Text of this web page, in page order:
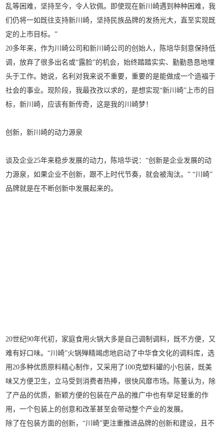
乱等困难，坚持至今，令人钦佩。即使现在新川崎遇到种种困难，我
们仍将一如既往支持新川崎，坚持民族品牌的发扬光大，直至实现既
定的上市目标。”
20多年来，作为川崎公司和新川崎公司的创始人，陈培华刻意保持低
调，放弃了很多出名或“露脸”的机会，始终踏踏实实、勤勤恳恳地埋
头于工作。她说，名利对我来说不重要，重要的是能做成一个造福于
社会的事业。现阶段，我最孜孜以求的，是想实现“新川崎”上市的目
标，新川崎，应该有新传奇，这是我的川崎梦！
创新，新川崎的动力源泉
谈及企业25年来稳步发展的动力，陈培华说：“创新是企业发展的动
力源泉，如果企业不创新，跟不上时代节奏，就会被淘汰。” “川崎”
品牌就是在不断创新中发展起来的。
20世纪90年代初，家庭食用火锅大多是自己调制调料，既不方便，又
难有好口味。“川崎”火锅殚精竭虑地启动了中华食文化的调料库，选
用20多种优质原料精心制作，又采用了100克塑料罐的小包装，既美
味又方便卫生，立马受到消费者热捧，很快风靡市场。陈董认为，除
了产品的优质，新颖方便的包装在产品的推广中也有举足轻重的作
用，一个包装上的创意和改革甚至会带动整个产业的发展。
除了在包装方面的创新，“川崎”更注重推进品牌的创新和建设，且不